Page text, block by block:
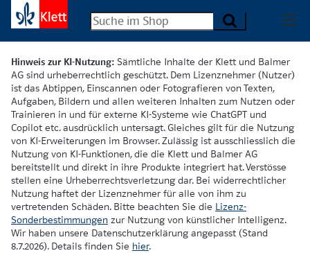
Hinweis zur KI-Nutzung: Sämtliche Inhalte der Klett und Balmer
AG sind urheberrechtlich geschützt. Dem Lizenznehmer (Nutzer)
ist das Abtippen, Einscannen oder Fotografieren von Texten,
Aufgaben, Bildern und allen weiteren Inhalten zum Nutzen oder
Trainieren in und für externe KI-Systeme wie ChatGPT und
Copilot etc. ausdrücklich untersagt. Gleiches gilt für die Nutzung
von KI-Erweiterungen im Browser. Zulässig ist ausschliesslich die
Nutzung von KI-Funktionen, die die Klett und Balmer AG
bereitstellt und direkt in ihre Produkte integriert hat. Verstösse
stellen eine Urheberrechtsverletzung dar. Bei widerrechtlicher
Nutzung haftet der Lizenznehmer für alle von ihm zu
vertretenden Schäden. Bitte beachten Sie die Lizenz-
Sonderbestimmungen zur Nutzung von künstlicher Intelligenz.
Wir haben unsere Datenschutzerklärung angepasst (Stand
8.7.2026). Details finden Sie hier.